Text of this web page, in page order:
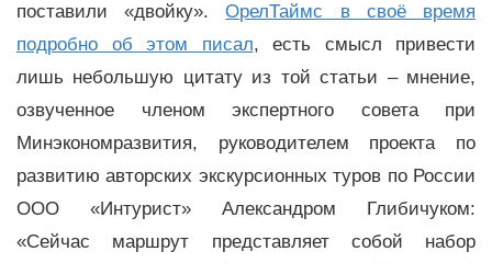
поставили «двойку».ОрелТаймс в своё время
подробно об этом писал, есть смысл привести
лишь небольшую цитату из той статьи – мнение,
озвученное членом экспертного совета при
Минэкономразвития, руководителем проекта по
развитию авторских экскурсионных туров по России
ООО «Интурист» Александром Глибичуком:
«Сейчас маршрут представляет собой набор